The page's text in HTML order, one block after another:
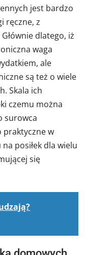
jest bardzo
ręczne, z
dlatego, iż
waga
ale
są też o wiele
Skala ich
czemu można
surowca
praktyczne w
posiłek dla wielu
się